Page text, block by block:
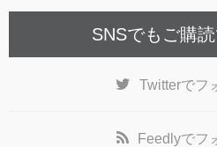
SNSでもご購読
Twitterでフ
Feedlyでフ